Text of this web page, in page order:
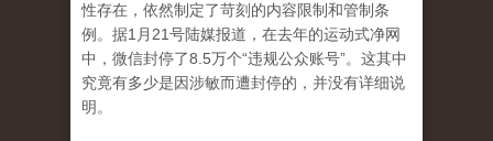
性存在，依然制定了苛刻的内容限制和管制条
例。据1月21号陆媒报道，在去年的运动式净网
中，微信封停了8.5万个“违规公众账号”。这其中
究竟有多少是因涉敏而遭封停的，并没有详细说
明。